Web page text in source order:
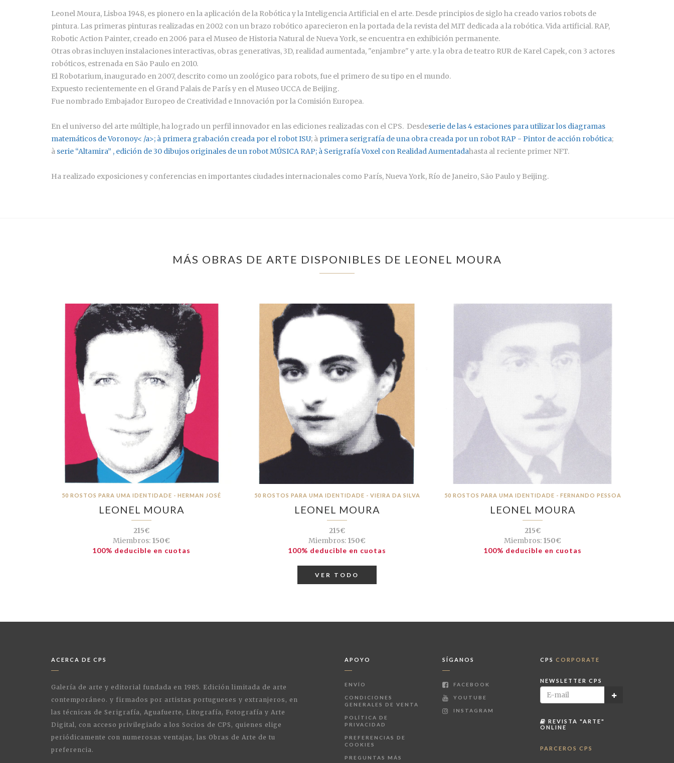
Leonel Moura, Lisboa 1948, es pionero en la aplicación de la Robótica y la Inteligencia Artificial en el arte. Desde principios de siglo ha creado varios robots de
pintura. Las primeras pinturas realizadas en 2002 con un brazo robótico aparecieron en la portada de la revista del MIT dedicada a la robótica. Vida artificial. RAP,
Robotic Action Painter, creado en 2006 para el Museo de Historia Natural de Nueva York, se encuentra en exhibición permanente.
Otras obras incluyen instalaciones interactivas, obras generativas, 3D, realidad aumentada, "enjambre" y arte. y la obra de teatro RUR de Karel Capek, con 3 actores
robóticos, estrenada en São Paulo en 2010.
El Robotarium, inaugurado en 2007, descrito como un zoológico para robots, fue el primero de su tipo en el mundo.
Expuesto recientemente en el Grand Palais de París y en el Museo UCCA de Beijing.
Fue nombrado Embajador Europeo de Creatividad e Innovación por la Comisión Europea.
En el universo del arte múltiple, ha logrado un perfil innovador en las ediciones realizadas con el CPS. Desdeserie de las 4 estaciones para utilizar los diagramas
matemáticos de Voronoy< /a>; à primera grabación creada por el robot ISU; à primera serigrafía de una obra creada por un robot RAP - Pintor de acción robótica;
à serie “Altamira” , edición de 30 dibujos originales de un robot MÚSICA RAP; à Serigrafía Voxel con Realidad Aumentadahasta al reciente primer NFT.
Ha realizado exposiciones y conferencias en importantes ciudades internacionales como París, Nueva York, Río de Janeiro, São Paulo y Beijing.
MÁS OBRAS DE ARTE DISPONIBLES DE LEONEL MOURA
50 ROSTOS PARA UMA IDENTIDADE - HERMAN JOSÉ
LEONEL MOURA
215€
Miembros: 150€
100% deducible en cuotas
50 ROSTOS PARA UMA IDENTIDADE - VIEIRA DA SILVA
LEONEL MOURA
215€
Miembros: 150€
100% deducible en cuotas
50 ROSTOS PARA UMA IDENTIDADE - FERNANDO PESSOA
LEONEL MOURA
215€
Miembros: 150€
100% deducible en cuotas
VER TODO
ACERCA DE CPS
Galería de arte y editorial fundada en 1985. Edición limitada de arte
contemporáneo. y firmados por artistas portugueses y extranjeros, en
las técnicas de Serigrafía, Aguafuerte, Litografía, Fotografía y Arte
Digital, con acceso privilegiado a los Socios de CPS, quienes elige
periódicamente con numerosas ventajas, las Obras de Arte de tu
preferencia.
APOYO
ENVÍO
CONDICIONES
GENERALES DE VENTA
POLÍTICA DE
PRIVACIDAD
PREFERENCIAS DE
COOKIES
PREGUNTAS MÁS
SÍGANOS
FACEBOOK
YOUTUBE
INSTAGRAM
CPS CORPORATE
NEWSLETTER CPS
REVISTA "ARTE"
ONLINE
PARCEROS CPS